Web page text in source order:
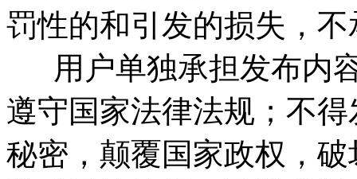
罚性的和引发的损失，
用户单独承担发布内
遵守国家法律法规；不
秘密，颠覆国家政权，